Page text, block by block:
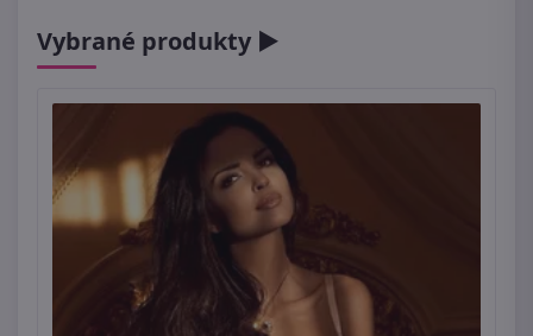
Vybrané produkty ►